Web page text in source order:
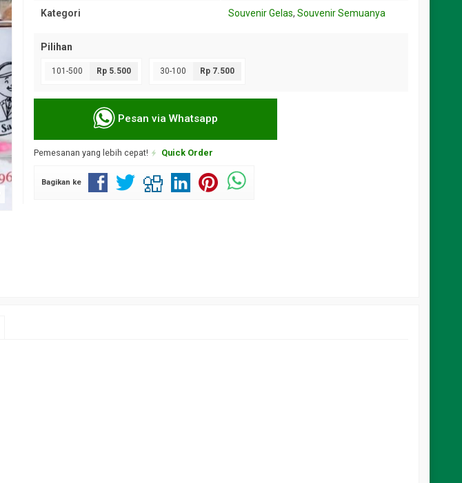
Kategori Souvenir Gelas, Souvenir Semuanya
Pilihan
101-500 Rp 5.500 30-100 Rp 7.500
Pesan via Whatsapp
Pemesanan yang lebih cepat! Quick Order
Bagikan ke